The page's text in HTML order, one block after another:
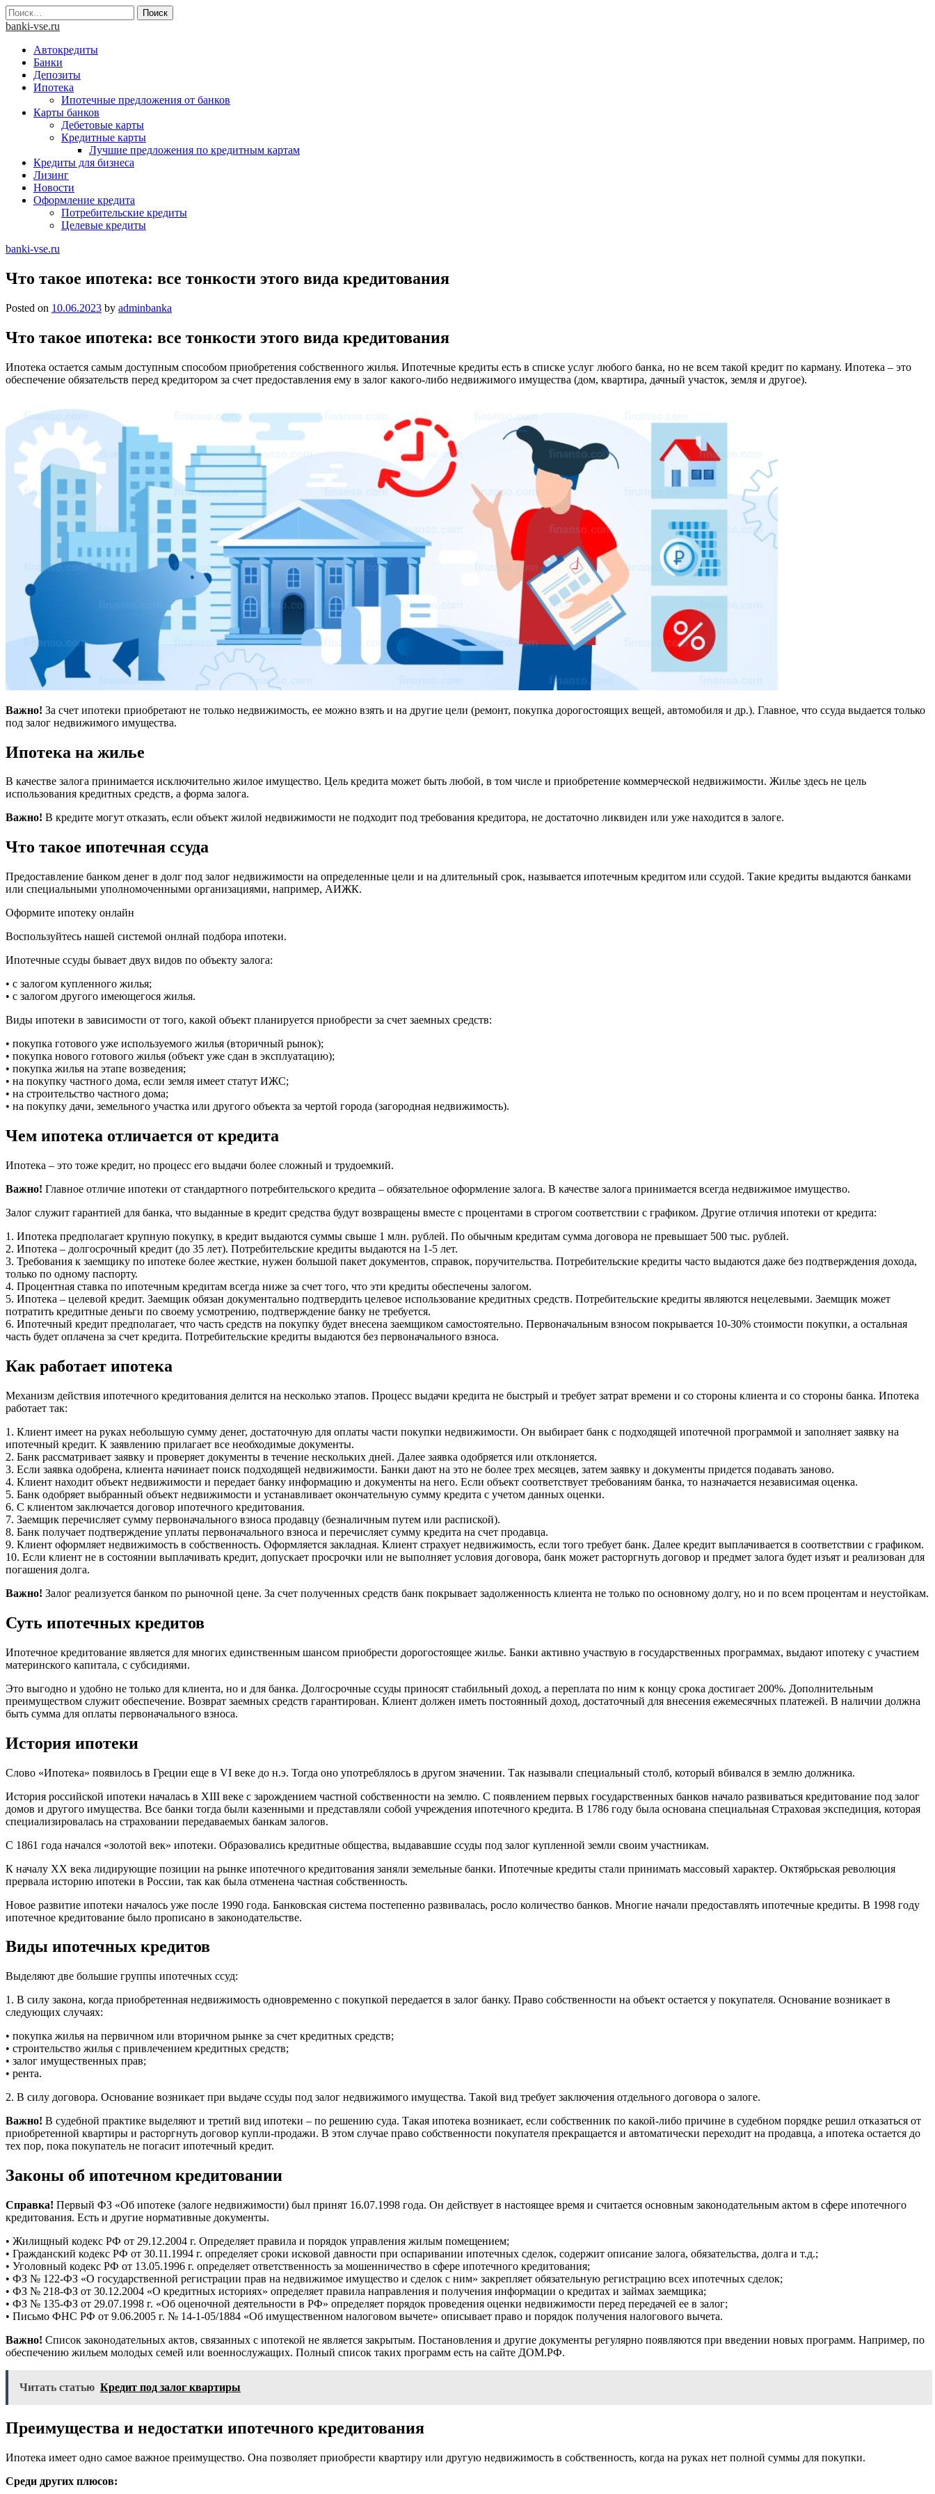
Skip
to
Найти:
banki-vse.ru
Автокредиты
Банки
Депозиты
Ипотека
Ипотечные предложения от банков
Карты банков
Дебетовые карты
Кредитные карты
Лучшие предложения по кредитным картам
Кредиты для бизнеса
Лизинг
Новости
Оформление кредита
Потребительские кредиты
Целевые кредиты
banki-vse.ru
Что такое ипотека: все тонкости этого вида кредитования
Posted on 10.06.2023 by adminbanka
Что такое ипотека: все тонкости этого вида кредитования
Ипотека остается самым доступным способом приобретения собственного жилья. Ипотечные кредиты есть в списке услуг любого банка, но не всем такой кредит по карману. Ипотека – это
обеспечение обязательств перед кредитором за счет предоставления ему в залог какого-либо недвижимого имущества (дом, квартира, дачный участок, земля и другое).
Важно! За счет ипотеки приобретают не только недвижимость, ее можно взять и на другие цели (ремонт, покупка дорогостоящих вещей, автомобиля и др.). Главное, что ссуда выдается только
под залог недвижимого имущества.
Ипотека на жилье
В качестве залога принимается исключительно жилое имущество. Цель кредита может быть любой, в том числе и приобретение коммерческой недвижимости. Жилье здесь не цель
использования кредитных средств, а форма залога.
Важно! В кредите могут отказать, если объект жилой недвижимости не подходит под требования кредитора, не достаточно ликвиден или уже находится в залоге.
Что такое ипотечная ссуда
Предоставление банком денег в долг под залог недвижимости на определенные цели и на длительный срок, называется ипотечным кредитом или ссудой. Такие кредиты выдаются банками
или специальными уполномоченными организациями, например, АИЖК.
Оформите ипотеку онлайн
Воспользуйтесь нашей системой онлнай подбора ипотеки.
Ипотечные ссуды бывает двух видов по объекту залога:
• с залогом купленного жилья;
• с залогом другого имеющегося жилья.
Виды ипотеки в зависимости от того, какой объект планируется приобрести за счет заемных средств:
• покупка готового уже используемого жилья (вторичный рынок);
• покупка нового готового жилья (объект уже сдан в эксплуатацию);
• покупка жилья на этапе возведения;
• на покупку частного дома, если земля имеет статут ИЖС;
• на строительство частного дома;
• на покупку дачи, земельного участка или другого объекта за чертой города (загородная недвижимость).
Чем ипотека отличается от кредита
Ипотека – это тоже кредит, но процесс его выдачи более сложный и трудоемкий.
Важно! Главное отличие ипотеки от стандартного потребительского кредита – обязательное оформление залога. В качестве залога принимается всегда недвижимое имущество.
Залог служит гарантией для банка, что выданные в кредит средства будут возвращены вместе с процентами в строгом соответствии с графиком. Другие отличия ипотеки от кредита:
1. Ипотека предполагает крупную покупку, в кредит выдаются суммы свыше 1 млн. рублей. По обычным кредитам сумма договора не превышает 500 тыс. рублей.
2. Ипотека – долгосрочный кредит (до 35 лет). Потребительские кредиты выдаются на 1-5 лет.
3. Требования к заемщику по ипотеке более жесткие, нужен большой пакет документов, справок, поручительства. Потребительские кредиты часто выдаются даже без подтверждения дохода,
только по одному паспорту.
4. Процентная ставка по ипотечным кредитам всегда ниже за счет того, что эти кредиты обеспечены залогом.
5. Ипотека – целевой кредит. Заемщик обязан документально подтвердить целевое использование кредитных средств. Потребительские кредиты являются нецелевыми. Заемщик может
потратить кредитные деньги по своему усмотрению, подтверждение банку не требуется.
6. Ипотечный кредит предполагает, что часть средств на покупку будет внесена заемщиком самостоятельно. Первоначальным взносом покрывается 10-30% стоимости покупки, а остальная
часть будет оплачена за счет кредита. Потребительские кредиты выдаются без первоначального взноса.
Как работает ипотека
Механизм действия ипотечного кредитования делится на несколько этапов. Процесс выдачи кредита не быстрый и требует затрат времени и со стороны клиента и со стороны банка. Ипотека
работает так:
1. Клиент имеет на руках небольшую сумму денег, достаточную для оплаты части покупки недвижимости. Он выбирает банк с подходящей ипотечной программой и заполняет заявку на
ипотечный кредит. К заявлению прилагает все необходимые документы.
2. Банк рассматривает заявку и проверяет документы в течение нескольких дней. Далее заявка одобряется или отклоняется.
3. Если заявка одобрена, клиента начинает поиск подходящей недвижимости. Банки дают на это не более трех месяцев, затем заявку и документы придется подавать заново.
4. Клиент находит объект недвижимости и передает банку информацию и документы на него. Если объект соответствует требованиям банка, то назначается независимая оценка.
5. Банк одобряет выбранный объект недвижимости и устанавливает окончательную сумму кредита с учетом данных оценки.
6. С клиентом заключается договор ипотечного кредитования.
7. Заемщик перечисляет сумму первоначального взноса продавцу (безналичным путем или распиской).
8. Банк получает подтверждение уплаты первоначального взноса и перечисляет сумму кредита на счет продавца.
9. Клиент оформляет недвижимость в собственность. Оформляется закладная. Клиент страхует недвижимость, если того требует банк. Далее кредит выплачивается в соответствии с графиком.
10. Если клиент не в состоянии выплачивать кредит, допускает просрочки или не выполняет условия договора, банк может расторгнуть договор и предмет залога будет изъят и реализован для
погашения долга.
Важно! Залог реализуется банком по рыночной цене. За счет полученных средств банк покрывает задолженность клиента не только по основному долгу, но и по всем процентам и неустойкам.
Суть ипотечных кредитов
Ипотечное кредитование является для многих единственным шансом приобрести дорогостоящее жилье. Банки активно участвую в государственных программах, выдают ипотеку с участием
материнского капитала, с субсидиями.
Это выгодно и удобно не только для клиента, но и для банка. Долгосрочные ссуды приносят стабильный доход, а переплата по ним к концу срока достигает 200%. Дополнительным
преимуществом служит обеспечение. Возврат заемных средств гарантирован. Клиент должен иметь постоянный доход, достаточный для внесения ежемесячных платежей. В наличии должна
быть сумма для оплаты первоначального взноса.
История ипотеки
Слово «Ипотека» появилось в Греции еще в VI веке до н.э. Тогда оно употреблялось в другом значении. Так называли специальный столб, который вбивался в землю должника.
История российской ипотеки началась в XIII веке с зарождением частной собственности на землю. С появлением первых государственных банков начало развиваться кредитование под залог
домов и другого имущества. Все банки тогда были казенными и представляли собой учреждения ипотечного кредита. В 1786 году была основана специальная Страховая экспедиция, которая
специализировалась на страховании передаваемых банкам залогов.
С 1861 года начался «золотой век» ипотеки. Образовались кредитные общества, выдававшие ссуды под залог купленной земли своим участникам.
К началу ХХ века лидирующие позиции на рынке ипотечного кредитования заняли земельные банки. Ипотечные кредиты стали принимать массовый характер. Октябрьская революция
прервала историю ипотеки в России, так как была отменена частная собственность.
Новое развитие ипотеки началось уже после 1990 года. Банковская система постепенно развивалась, росло количество банков. Многие начали предоставлять ипотечные кредиты. В 1998 году
ипотечное кредитование было прописано в законодательстве.
Виды ипотечных кредитов
Выделяют две большие группы ипотечных ссуд:
1. В силу закона, когда приобретенная недвижимость одновременно с покупкой передается в залог банку. Право собственности на объект остается у покупателя. Основание возникает в
следующих случаях:
• покупка жилья на первичном или вторичном рынке за счет кредитных средств;
• строительство жилья с привлечением кредитных средств;
• залог имущественных прав;
• рента.
2. В силу договора. Основание возникает при выдаче ссуды под залог недвижимого имущества. Такой вид требует заключения отдельного договора о залоге.
Важно! В судебной практике выделяют и третий вид ипотеки – по решению суда. Такая ипотека возникает, если собственник по какой-либо причине в судебном порядке решил отказаться от
приобретенной квартиры и расторгнуть договор купли-продажи. В этом случае право собственности покупателя прекращается и автоматически переходит на продавца, а ипотека остается до
тех пор, пока покупатель не погасит ипотечный кредит.
Законы об ипотечном кредитовании
Справка! Первый ФЗ «Об ипотеке (залоге недвижимости) был принят 16.07.1998 года. Он действует в настоящее время и считается основным законодательным актом в сфере ипотечного
кредитования. Есть и другие нормативные документы.
• Жилищный кодекс РФ от 29.12.2004 г. Определяет правила и порядок управления жилым помещением;
• Гражданский кодекс РФ от 30.11.1994 г. определяет сроки исковой давности при оспаривании ипотечных сделок, содержит описание залога, обязательства, долга и т.д.;
• Уголовный кодекс РФ от 13.05.1996 г. определяет ответственность за мошенничество в сфере ипотечного кредитования;
• ФЗ № 122-ФЗ «О государственной регистрации прав на недвижимое имущество и сделок с ним» закрепляет обязательную регистрацию всех ипотечных сделок;
• ФЗ № 218-ФЗ от 30.12.2004 «О кредитных историях» определяет правила направления и получения информации о кредитах и займах заемщика;
• ФЗ № 135-ФЗ от 29.07.1998 г. «Об оценочной деятельности в РФ» определяет порядок проведения оценки недвижимости перед передачей ее в залог;
• Письмо ФНС РФ от 9.06.2005 г. № 14-1-05/1884 «Об имущественном налоговом вычете» описывает право и порядок получения налогового вычета.
Важно! Список законодательных актов, связанных с ипотекой не является закрытым. Постановления и другие документы регулярно появляются при введении новых программ. Например, по
обеспечению жильем молодых семей или военнослужащих. Полный список таких программ есть на сайте ДОМ.РФ.
Читать статью Кредит под залог квартиры
Преимущества и недостатки ипотечного кредитования
Ипотека имеет одно самое важное преимущество. Она позволяет приобрести квартиру или другую недвижимость в собственность, когда на руках нет полной суммы для покупки.
Среди других плюсов: